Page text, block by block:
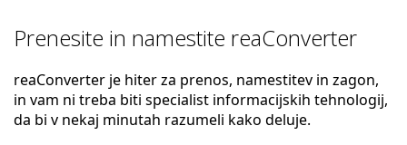
Prenesite in namestite reaConverter
reaConverter je hiter za prenos, namestitev in zagon,
in vam ni treba biti specialist informacijskih tehnologij,
da bi v nekaj minutah razumeli kako deluje.